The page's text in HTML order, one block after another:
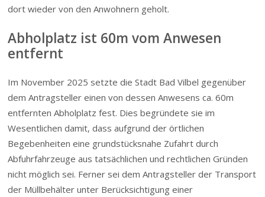
dort wieder von den Anwohnern geholt.
Abholplatz ist 60m vom Anwesen
entfernt
Im November 2025 setzte die Stadt Bad Vilbel gegenüber
dem Antragsteller einen von dessen Anwesens ca. 60m
entfernten Abholplatz fest. Dies begründete sie im
Wesentlichen damit, dass aufgrund der örtlichen
Begebenheiten eine grundstücksnahe Zufahrt durch
Abfuhrfahrzeuge aus tatsächlichen und rechtlichen Gründen
nicht möglich sei. Ferner sei dem Antragsteller der Transport
der Müllbehälter unter Berück­sich­tigung einer